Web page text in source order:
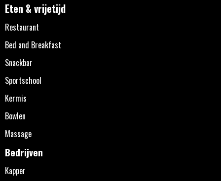
Eten & vrijetijd
Restaurant
Bed and Breakfast
Snackbar
Sportschool
Kermis
Bowlen
Massage
Bedrijven
Kapper